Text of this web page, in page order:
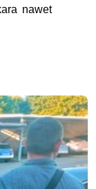
nawet